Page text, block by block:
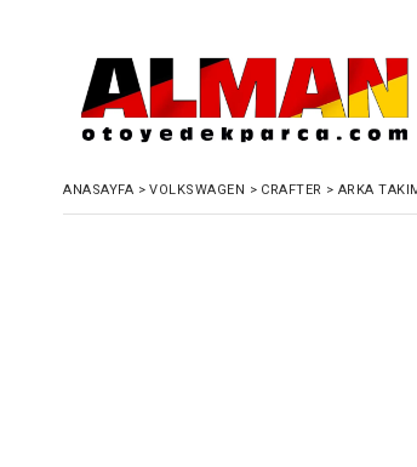
ANASAYFA > VOLKSWAGEN > CRAFTER > ARKA